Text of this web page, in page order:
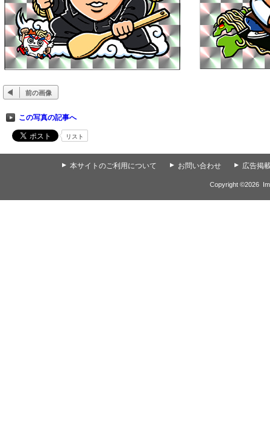
前の画像
この写真の記事へ
リスト
▲ 本サイトのご利用について ▲ お問い合わせ ▲ 広告掲
Copyright ©2026